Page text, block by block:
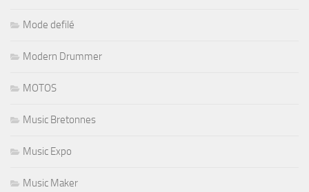
Mode defilé
Modern Drummer
MOTOS
Music Bretonnes
Music Expo
Music Maker